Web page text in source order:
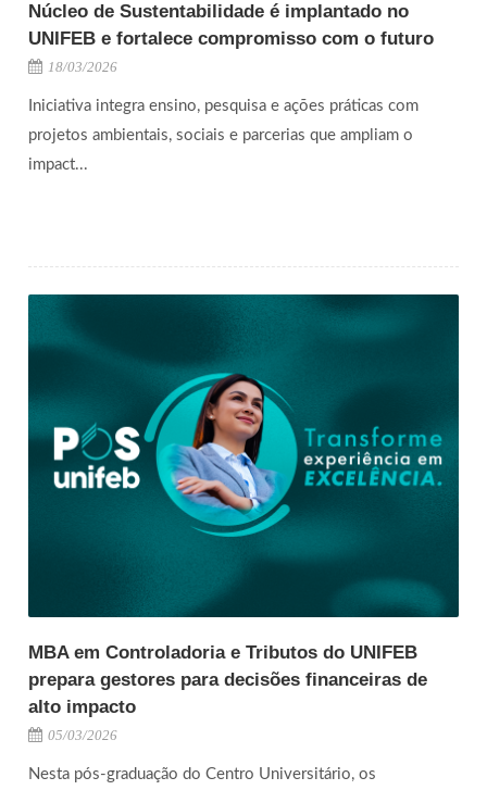
Núcleo de Sustentabilidade é implantado no
UNIFEB e fortalece compromisso com o futuro
18/03/2026
Iniciativa integra ensino, pesquisa e ações práticas com
projetos ambientais, sociais e parcerias que ampliam o
impact...
MBA em Controladoria e Tributos do UNIFEB
prepara gestores para decisões financeiras de
alto impacto
05/03/2026
Nesta pós-graduação do Centro Universitário, os